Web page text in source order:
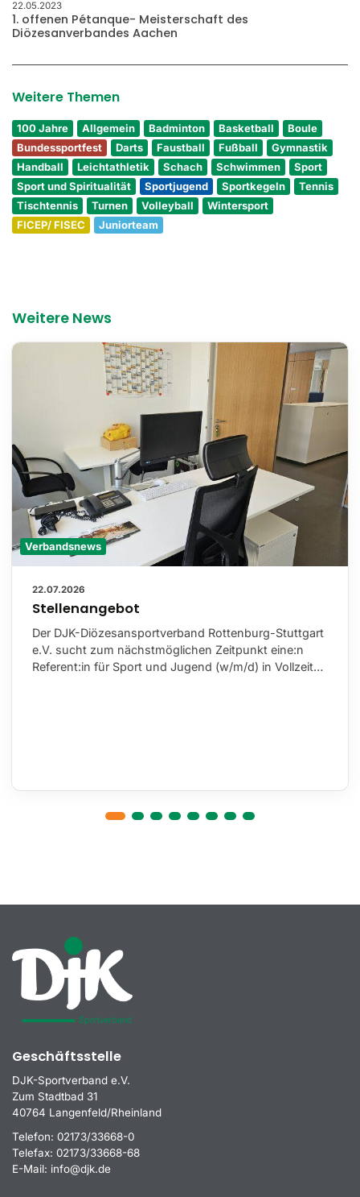
22.05.2023
1. offenen Pétanque- Meisterschaft des
Diözesanverbandes Aachen
Weitere Themen
100 Jahre Allgemein Badminton Basketball
Boule
Bundessportfest
Darts Faustball Fußball
Gymnastik
Handball
Leichtathletik Schach Schwimmen
Sport
Sport und Spiritualität
Sportjugend Sportkegeln
Tennis
Tischtennis
Turnen Volleyball
Wintersport
FICEP/ FISEC
Juniorteam
Weitere News
Verbandsnews
22.07.2026
Stellenangebot
Der DJK-Diözesansportverband Rottenburg-Stuttgart
e.V. sucht zum nächstmöglichen Zeitpunkt eine:n
Referent:in für Sport und Jugend (w/m/d) in Vollzeit…
Geschäftsstelle
DJK-Sportverband e.V.
Zum Stadtbad 31
40764 Langenfeld/Rheinland
Telefon: 02173/33668-0
Telefax: 02173/33668-68
E-Mail: info@djk.de